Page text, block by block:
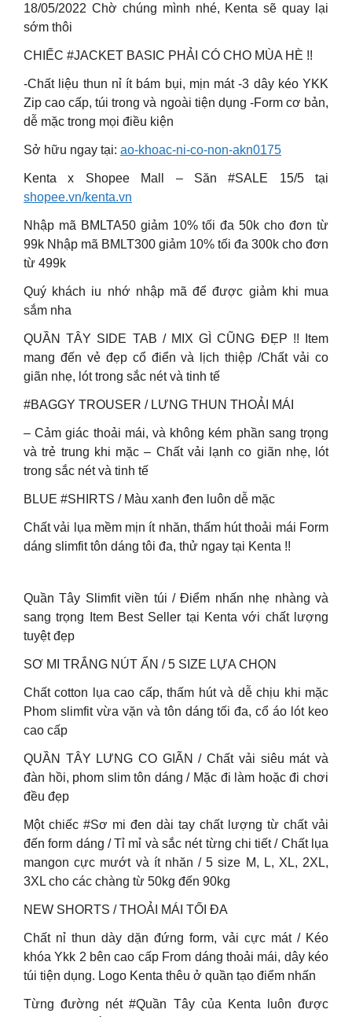
18/05/2022 Chờ chúng mình nhé, Kenta sẽ quay lại
sớm thôi
CHIẾC #JACKET BASIC PHẢI CÓ CHO MÙA HÈ !!
-Chất liệu thun nỉ ít bám bụi, mịn mát -3 dây kéo YKK
Zip cao cấp, túi trong và ngoài tiện dụng -Form cơ bản,
dễ mặc trong mọi điều kiện
Sở hữu ngay tại: ao-khoac-ni-co-non-akn0175
Kenta x Shopee Mall – Săn #SALE 15/5 tại
shopee.vn/kenta.vn
Nhập mã BMLTA50 giảm 10% tối đa 50k cho đơn từ
99k Nhập mã BMLT300 giảm 10% tối đa 300k cho đơn
từ 499k
Quý khách iu nhớ nhập mã để được giảm khi mua
sắm nha
QUẦN TÂY SIDE TAB / MIX GÌ CŨNG ĐẸP !! Item
mang đến vẻ đẹp cổ điển và lịch thiệp /Chất vải co
giãn nhẹ, lót trong sắc nét và tinh tế
#BAGGY TROUSER / LƯNG THUN THOẢI MÁI
– Cảm giác thoải mái, và không kém phần sang trọng
và trẻ trung khi mặc – Chất vải lạnh co giãn nhẹ, lót
trong sắc nét và tinh tế
BLUE #SHIRTS / Màu xanh đen luôn dễ mặc
Chất vải lụa mềm mịn ít nhăn, thấm hút thoải mái Form
dáng slimfit tôn dáng tôi đa, thử ngay tại Kenta !!
Quần Tây Slimfit viền túi / Điểm nhấn nhẹ nhàng và
sang trọng Item Best Seller tại Kenta với chất lượng
tuyệt đẹp
SƠ MI TRẮNG NÚT ẨN / 5 SIZE LỰA CHỌN
Chất cotton lụa cao cấp, thấm hút và dễ chịu khi mặc
Phom slimfit vừa vặn và tôn dáng tối đa, cổ áo lót keo
cao cấp
QUẦN TÂY LƯNG CO GIÃN / Chất vải siêu mát và
đàn hồi, phom slim tôn dáng / Mặc đi làm hoặc đi chơi
đều đẹp
Một chiếc #Sơ mi đen dài tay chất lượng từ chất vải
đến form dáng / Tỉ mỉ và sắc nét từng chi tiết / Chất lụa
mangon cực mướt và ít nhăn / 5 size M, L, XL, 2XL,
3XL cho các chàng từ 50kg đến 90kg
NEW SHORTS / THOẢI MÁI TỐI ĐA
Chất nỉ thun dày dặn đứng form, vải cực mát / Kéo
khóa Ykk 2 bên cao cấp From dáng thoải mái, dây kéo
túi tiện dụng. Logo Kenta thêu ở quần tạo điểm nhấn
Từng đường nét #Quần Tây của Kenta luôn được